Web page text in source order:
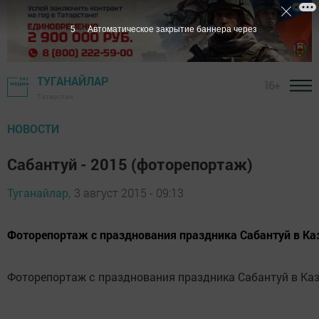
ТУГАНАЙЛАР
НОВОСТИ
Сабантуй - 2015 (фоторепортаж)
Туганайлар, 3 август 2015 - 09:13
Фоторепортаж с празднования праздника Сабантуй в
Фоторепортаж с празднования праздника Сабантуй в
4 Автоматическое закрытие баннера через